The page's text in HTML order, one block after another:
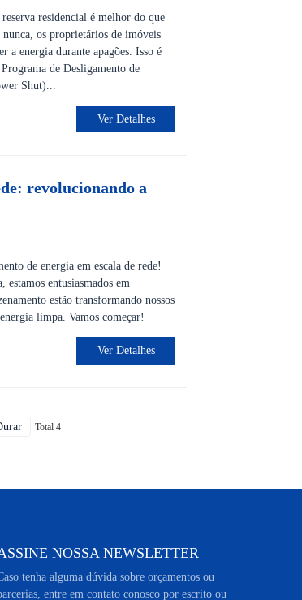
residencial é melhor do que
os proprietários de imóveis
a energia durante apagões. Isso é
de Desligamento de
Shut)...
Ver Detalhes
revolucionando a
de energia em escala de rede!
estamos entusiasmados em
estão transformando nossos
limpa. Vamos começar!
Ver Detalhes
Total 4
NOSSA NEWSLETTER
tenha alguma dúvida sobre orçamentos ou
entre em contato conosco por escrito ou